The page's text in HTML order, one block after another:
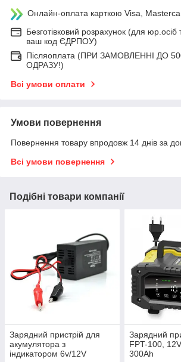
Онлайн-оплата карткою Visa,
Безготівковий розрахунок (для
ваш код ЄДРПОУ)
Післяоплата (ПРИ ЗАМОВЛЕННІ ДО
ОДРАЗУ!)
Всі умови оплати
Умови повернення
Повернення товару впродовж 14 днів за
Всі умови повернення
Подібні товари компанії
Зарядний пристрій для
акумулятора з
індикатором 6v/12V
Зарядний
FPT-100,
300Ah